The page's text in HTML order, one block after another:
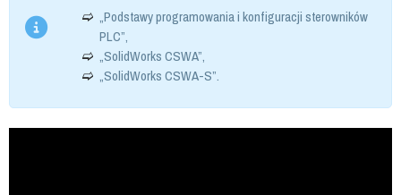
„Podstawy programowania i konfiguracji sterowników
PLC”,
„SolidWorks CSWA”,
„SolidWorks CSWA-S”.